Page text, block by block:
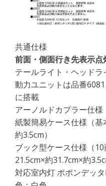
共通仕様
前面・側面行き先表示点
テールライト・ヘッドラ
動力ユニットは品番
に搭載
アーノルドカプラー仕様
紙製簡易ケース仕様（
約3.5cm）
ブック型ケース仕様（
21.5cm×約31.7cm×約
対応室内灯 ポポンデッ